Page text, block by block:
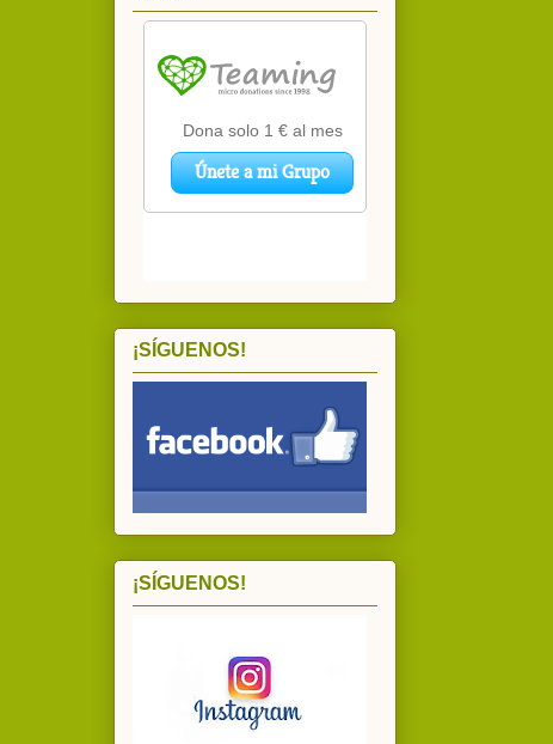
¡SÍGUENOS!
¡SÍGUENOS!